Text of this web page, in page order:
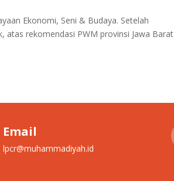
Ekonomi, Seni & Budaya. Setelah
atas rekomendasi PWM provinsi Jawa Barat
Email
lpcr@muhammadiyah.id